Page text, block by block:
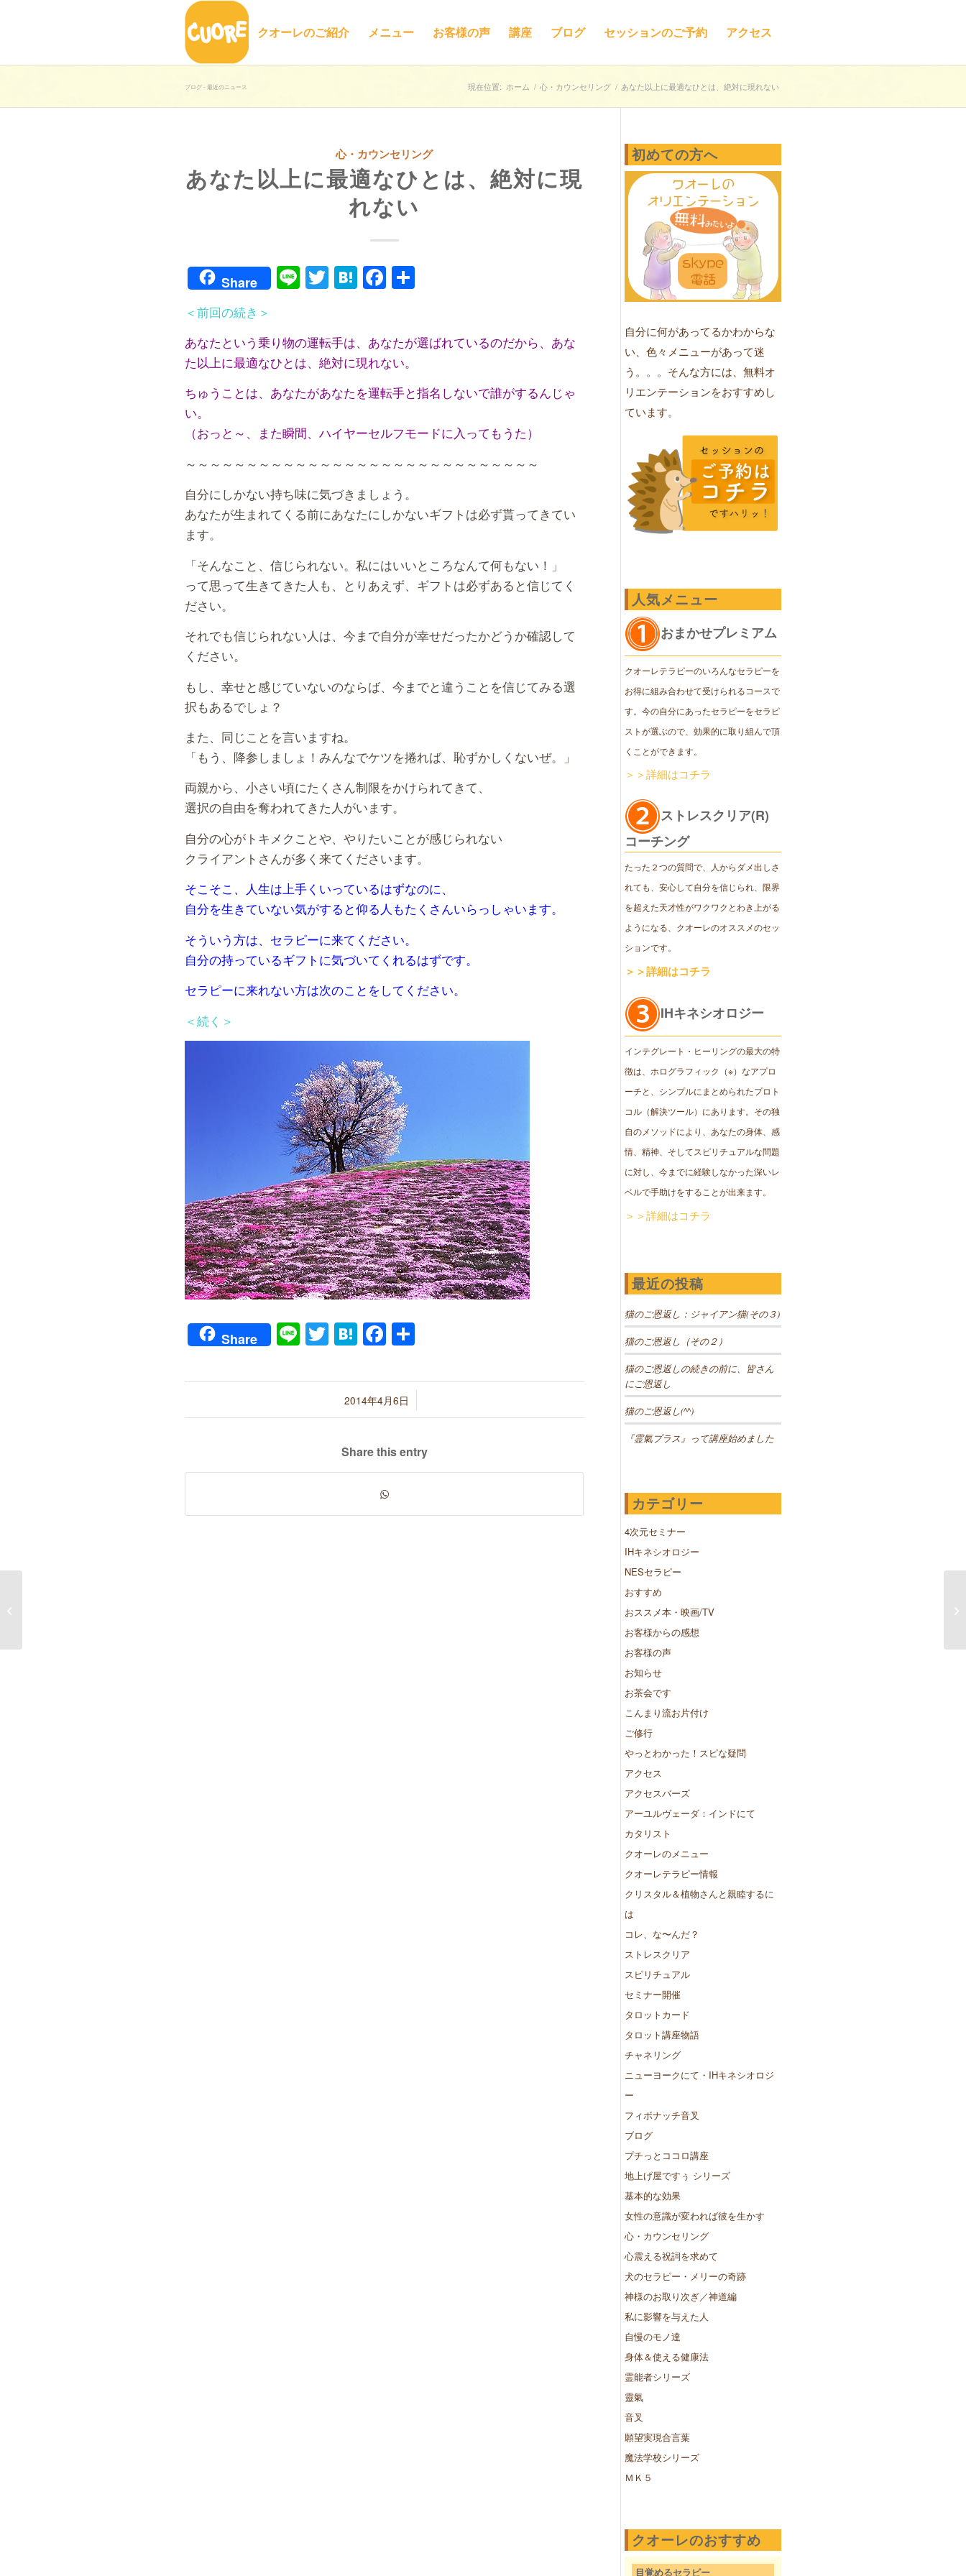
クオーレのご紹介 メニュー お客様の声 講座 ブログ セッションのご予約 アクセス
ブログ - 最近のニュース 現在位置: ホーム / 心・カウンセリング / あなた以上に最適なひとは、絶対に現れない
心・カウンセリング
あなた以上に最適なひとは、絶対に現
れない
Share LineTwitter
HatenaFacebook
＜前回の続き＞
あなたという乗り物の運転手は、あなたが選ばれているのだから、あな
た以上に最適なひとは、絶対に現れない。
ちゅうことは、あなたがあなたを運転手と指名しないで誰がするんじゃ
い。
（おっと～、また瞬間、ハイヤーセルフモードに入ってもうた）
～～～～～～～～～～～～～～～～～～～～～～～～～～～～～
自分にしかない持ち味に気づきましょう。
あなたが生まれてくる前にあなたにしかないギフトは必ず貰ってきてい
ます。
「そんなこと、信じられない。私にはいいところなんて何もない！」
って思って生きてきた人も、とりあえず、ギフトは必ずあると信じてく
ださい。
それでも信じられない人は、今まで自分が幸せだったかどうか確認して
ください。
もし、幸せと感じていないのならば、今までと違うことを信じてみる選
択もあるでしょ？
また、同じことを言いますね。
「もう、降参しましょ！みんなでケツを捲れば、恥ずかしくないぜ。」
両親から、小さい頃にたくさん制限をかけられてきて、
選択の自由を奪われてきた人がいます。
自分の心がトキメクことや、やりたいことが感じられない
クライアントさんが多く来てくださいます。
そこそこ、人生は上手くいっているはずなのに、
自分を生きていない気がすると仰る人もたくさんいらっしゃいます。
そういう方は、セラピーに来てください。
自分の持っているギフトに気づいてくれるはずです。
セラピーに来れない方は次のことをしてください。
＜続く＞
Share LineTwitter
HatenaFacebook
2014年4月6日
/
Share this entry
初めての方へ
自分に何があってるかわからな
い、色々メニューがあって迷
う。。。そんな方には、無料オ
リエンテーションをおすすめし
ています。
人気メニュー
おまかせプレミアム
クオーレテラピーのいろんなセラピーを
お得に組み合わせて受けられるコースで
す。今の自分にあったセラピーをセラピ
ストが選ぶので、効果的に取り組んで頂
くことができます。
＞＞詳細はコチラ
ストレスクリア(R)
コーチング
たった２つの質問で、人からダメ出しさ
れても、安心して自分を信じられ、限界
を超えた天才性がワクワクとわき上がる
ようになる、クオーレのオススメのセッ
ションです。
＞＞詳細はコチラ
IHキネシオロジー
インテグレート・ヒーリングの最大の特
徴は、ホログラフィック（※）なアプロ
ーチと、シンプルにまとめられたプロト
コル（解決ツール）にあります。その独
自のメソッドにより、あなたの身体、感
情、精神、そしてスピリチュアルな問題
に対し、今までに経験しなかった深いレ
ベルで手助けをすることが出来ます。
＞＞詳細はコチラ
最近の投稿
猫のご恩返し：ジャイアン猫(その３)
猫のご恩返し（その２）
猫のご恩返しの続きの前に、皆さん
にご恩返し
猫のご恩返し(^^)
『霊氣プラス』って講座始めました
カテゴリー
4次元セミナー
IHキネシオロジー
NESセラピー
おすすめ
おススメ本・映画/TV
お客様からの感想
お客様の声
お知らせ
お茶会です
こんまり流お片付け
ご修行
やっとわかった！スピな疑問
アクセス
アクセスバーズ
アーユルヴェーダ：インドにて
カタリスト
クオーレのメニュー
クオーレテラピー情報
クリスタル＆植物さんと親睦するに
は
コレ、な〜んだ？
ストレスクリア
スピリチュアル
セミナー開催
タロットカード
タロット講座物語
チャネリング
ニューヨークにて・IHキネシオロジ
ー
フィボナッチ音叉
ブログ
プチっとココロ講座
地上げ屋ですぅ シリーズ
基本的な効果
女性の意識が変われば彼を生かす
心・カウンセリング
心震える祝詞を求めて
犬のセラピー・メリーの奇跡
神様のお取り次ぎ／神道編
私に影響を与えた人
自慢のモノ達
身体＆使える健康法
霊能者シリーズ
靈氣
音叉
願望実現合言葉
魔法学校シリーズ
ＭＫ５
クオーレのおすすめ
目覚めるセラピー